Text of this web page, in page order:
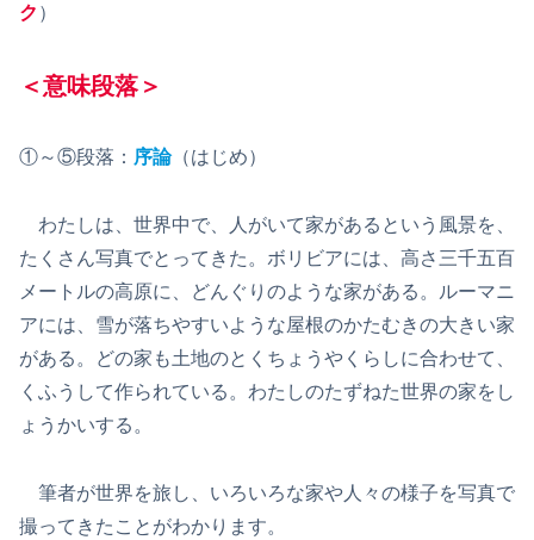
ク ）
＜意味段落＞
①～⑤段落： 序論（はじめ）
わたしは、世界中で、人がいて家があるという風景を、
たくさん写真でとってきた。ボリビアには、高さ三千五百
メートルの高原に、どんぐりのような家がある。ルーマニ
アには、雪が落ちやすいような屋根のかたむきの大きい家
がある。どの家も土地のとくちょうやくらしに合わせて、
くふうして作られている。わたしのたずねた世界の家をし
ょうかいする。
筆者が世界を旅し、いろいろな家や人々の様子を写真で
撮ってきたことがわかります。